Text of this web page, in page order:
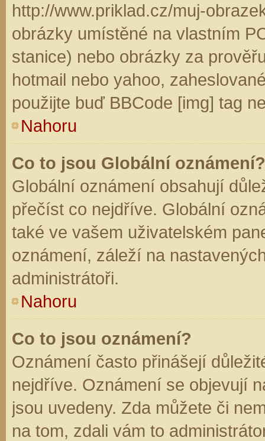
http://www.priklad.cz/muj-
obrázky umístěné na vlastním
stanice) nebo obrázky za
hotmail nebo yahoo,
použijte buď BBCode [img] tag
Nahoru
Co to jsou Globální oznámení?
Globální oznámení obsahují
přečíst co nejdříve. Globální
také ve vašem uživatelském
oznámení, záleží na
administrátoři.
Nahoru
Co to jsou oznámení?
Oznámení často přinášejí
nejdříve. Oznámení se objevují
jsou uvedeny. Zda můžete či
na tom, zdali vám to